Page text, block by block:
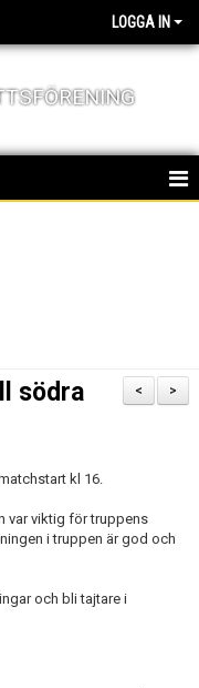
LOGGA IN
>
<
södra
kl 16.
var viktig för truppens
i truppen är god och
och bli tajtare i